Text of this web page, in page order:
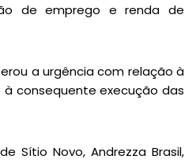
de emprego e renda de
a urgência com relação à
consequente execução das
Sítio Novo, Andrezza Brasil,